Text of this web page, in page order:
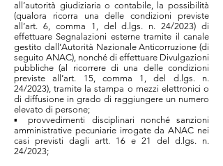
all’autorità giudiziaria o contabile, la possibilità
(qualora ricorra una delle condizioni previste
all’art. 6, comma 1, del d.lgs. n. 24/2023) di
effettuare Segnalazioni esterne tramite il canale
gestito dall’Autorità Nazionale Anticorruzione (di
seguito ANAC), nonché di effettuare Divulgazioni
pubbliche (al ricorrere di una delle condizioni
previste all’art. 15, comma 1, del d.lgs. n.
24/2023), tramite la stampa o mezzi elettronici o
di diffusione in grado di raggiungere un numero
elevato di persone;
▪ provvedimenti disciplinari nonché sanzioni
amministrative pecuniarie irrogate da ANAC nei
casi previsti dagli artt. 16 e 21 del d.lgs. n.
24/2023;